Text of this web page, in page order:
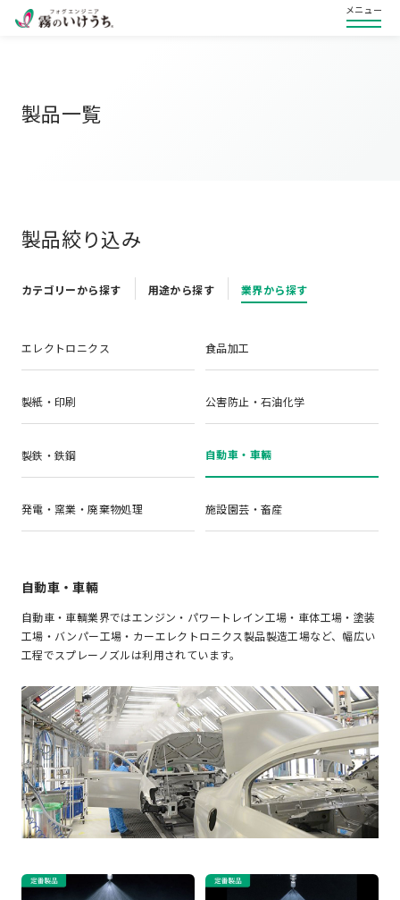
メニュー
製品一覧
製品絞り込み
カテゴリーから探す 用途から探す 業界から探す
エレクトロニクス 食品加工
製紙・印刷 公害防止・石油化学
製鉄・鉄鋼 自動車・車輛
発電・窯業・廃棄物処理 施設園芸・畜産
自動車・車輛
自動車・車輌業界ではエンジン・パワートレイン工場・車体工場・塗装
工場・バンパー工場・カーエレクトロニクス製品製造工場など、幅広い
工程でスプレーノズルは利用されています。